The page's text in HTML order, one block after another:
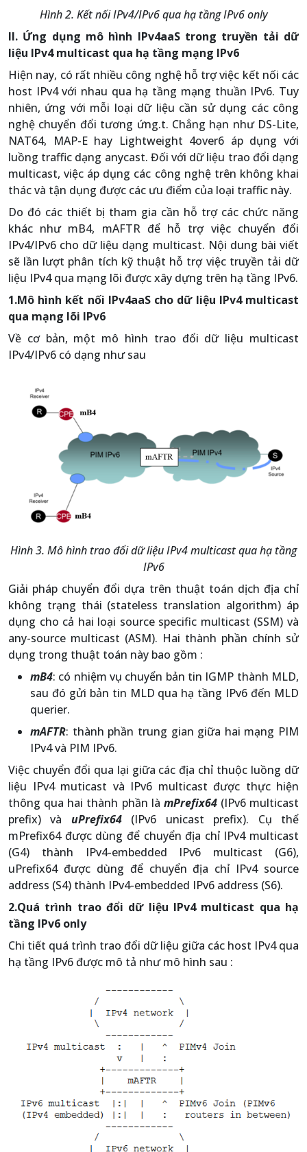
Hình 2. Kết nối IPv4/IPv6 qua hạ tầng IPv6 only
II. Ứng dụng mô hình IPv4aaS trong truyền tải dữ
liệu IPv4 multicast qua hạ tầng mạng IPv6
Hiện nay, có rất nhiều công nghệ hỗ trợ việc kết nối các
host IPv4 với nhau qua hạ tầng mạng thuần IPv6. Tuy
nhiên, ứng với mỗi loại dữ liệu cần sử dụng các công
nghệ chuyển đổi tương ứng.t. Chẳng hạn như DS-Lite,
NAT64, MAP-E hay Lightweight 4over6 áp dụng với
luồng traffic dạng anycast. Đối với dữ liệu trao đổi dạng
multicast, việc áp dụng các công nghệ trên không khai
thác và tận dụng được các ưu điểm của loại traffic này.
Do đó các thiết bị tham gia cần hỗ trợ các chức năng
khác như mB4, mAFTR để hỗ trợ việc chuyển đổi
IPv4/IPv6 cho dữ liệu dạng multicast. Nội dung bài viết
sẽ lần lượt phân tích kỹ thuật hỗ trợ việc truyền tải dữ
liệu IPv4 qua mạng lõi được xây dựng trên hạ tầng IPv6.
1.Mô hình kết nối IPv4aaS cho dữ liệu IPv4 multicast
qua mạng lõi IPv6
Về cơ bản, một mô hình trao đổi dữ liệu multicast
IPv4/IPv6 có dạng như sau
Hình 3. Mô hình trao đổi dữ liệu IPv4 multicast qua hạ tầng
IPv6
Giải pháp chuyển đổi dựa trên thuật toán dịch địa chỉ
không trạng thái (stateless translation algorithm) áp
dụng cho cả hai loại source specific multicast (SSM) và
any-source multicast (ASM). Hai thành phần chính sử
dụng trong thuật toán này bao gồm :
mB4: có nhiệm vụ chuyển bản tin IGMP thành MLD,
sau đó gửi bản tin MLD qua hạ tầng IPv6 đến MLD
querier.
mAFTR: thành phần trung gian giữa hai mạng PIM
IPv4 và PIM IPv6.
Việc chuyển đổi qua lại giữa các địa chỉ thuộc luồng dữ
liệu IPv4 muticast và IPv6 multicast được thực hiện
thông qua hai thành phần là mPrefix64(IPv6 multicast
prefix) và uPrefix64(IPv6 unicast prefix). Cụ thể
mPrefix64 được dùng để chuyển địa chỉ IPv4 multicast
(G4) thành IPv4-embedded IPv6 multicast (G6),
uPrefix64 được dùng để chuyển địa chỉ IPv4 source
address (S4) thành IPv4-embedded IPv6 address (S6).
2.Quá trình trao đổi dữ liệu IPv4 multicast qua hạ
tầng IPv6 only
Chi tiết quá trình trao đổi dữ liệu giữa các host IPv4 qua
hạ tầng IPv6 được mô tả như mô hình sau :